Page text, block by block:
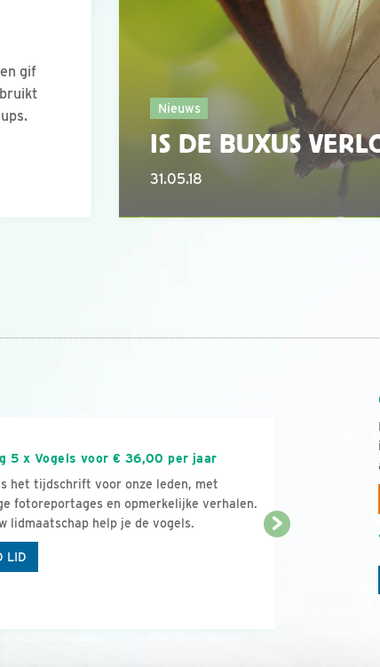
gif
Nieuws
IS DE BUXUS
31.05.18
5 x Vogels voor € 36,00 per jaar
het tijdschrift voor onze leden, met
fotoreportages en opmerkelijke verhalen.
lidmaatschap help je de vogels.
LID